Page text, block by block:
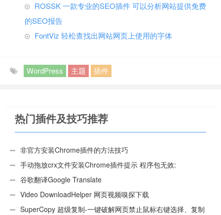
ROSSK 一款专业的SEO插件 可以分析网站提供免费
的SEO报告
FontViz 轻松查找出网站网页上使用的字体
WordPress 主题 插件
热门插件及技巧推荐
非官方安装Chrome插件的方法技巧
手动拖放crx文件安装Chrome插件提示 程序包无效:
“CEX_HEADER_INVALID”的解决办法
谷歌翻译Google Translate
Video DownloadHelper 网页视频嗅探下载
SuperCopy 超级复制-一键破解网页禁止鼠标右键选择、复制